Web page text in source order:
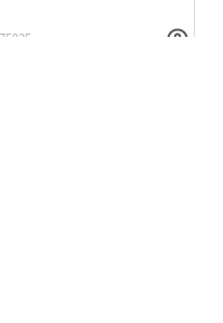
данных